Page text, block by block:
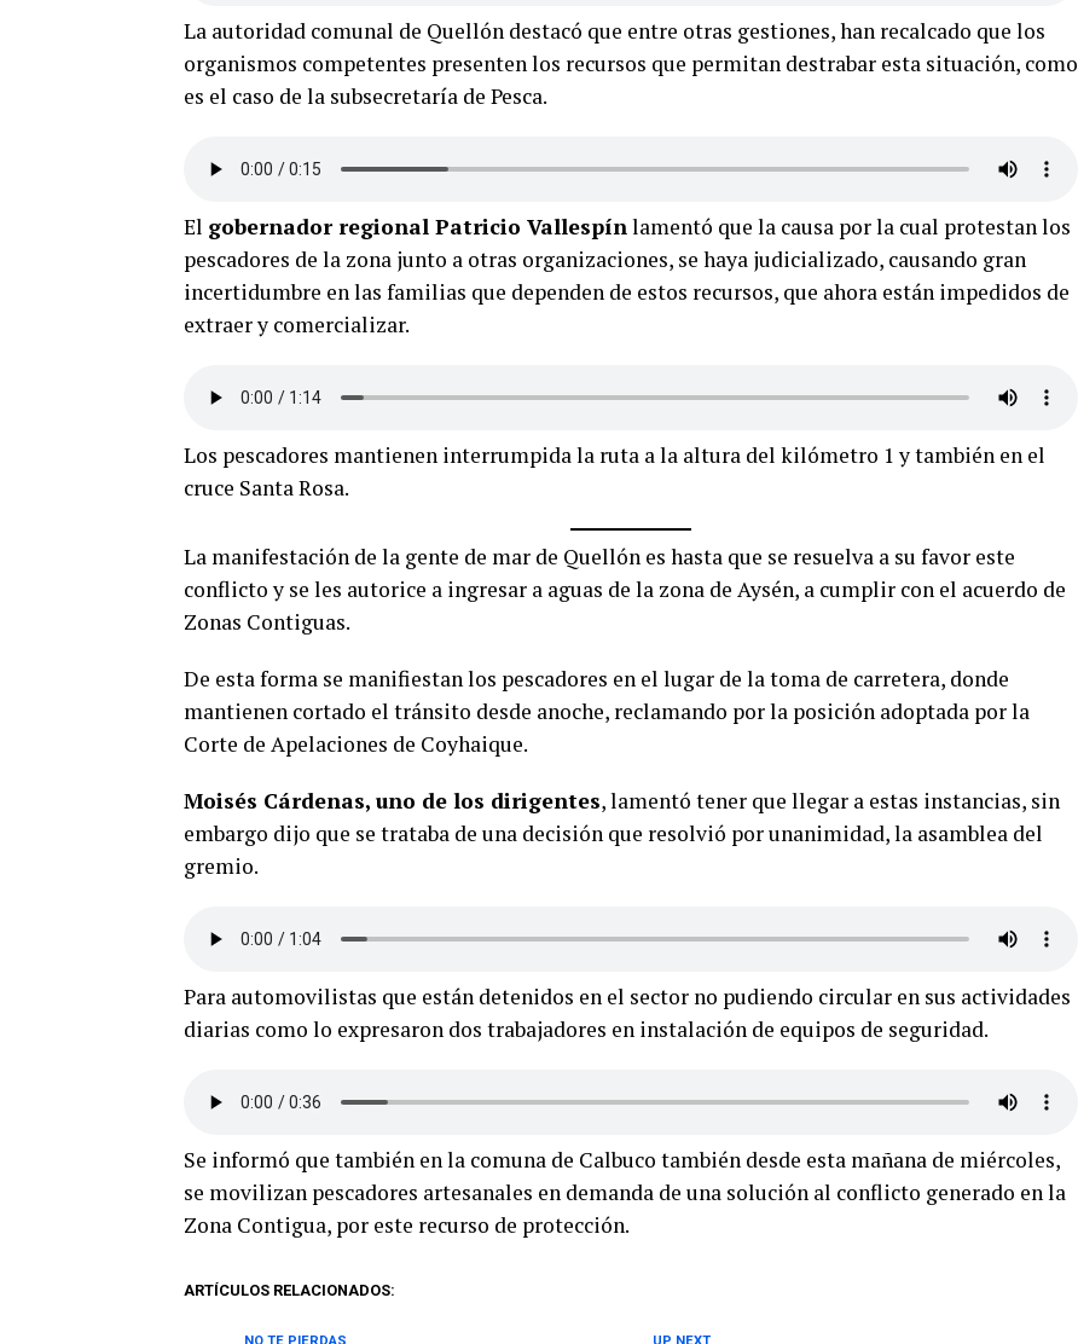
La autoridad comunal de Quellón destacó que entre otras gestiones, han recalcado que los
organismos competentes presenten los recursos que permitan destrabar esta situación, como
es el caso de la subsecretaría de Pesca.
El gobernador regional Patricio Vallespínlamentó que la causa por la cual protestan los
pescadores de la zona junto a otras organizaciones, se haya judicializado, causando gran
incertidumbre en las familias que dependen de estos recursos, que ahora están impedidos de
extraer y comercializar.
Los pescadores mantienen interrumpida la ruta a la altura del kilómetro 1 y también en el
cruce Santa Rosa.
La manifestación de la gente de mar de Quellón es hasta que se resuelva a su favor este
conflicto y se les autorice a ingresar a aguas de la zona de Aysén, a cumplir con el acuerdo de
Zonas Contiguas.
De esta forma se manifiestan los pescadores en el lugar de la toma de carretera, donde
mantienen cortado el tránsito desde anoche, reclamando por la posición adoptada por la
Corte de Apelaciones de Coyhaique.
Moisés Cárdenas, uno de los dirigentes, lamentó tener que llegar a estas instancias, sin
embargo dijo que se trataba de una decisión que resolvió por unanimidad, la asamblea del
gremio.
Para automovilistas que están detenidos en el sector no pudiendo circular en sus actividades
diarias como lo expresaron dos trabajadores en instalación de equipos de seguridad.
Se informó que también en la comuna de Calbuco también desde esta mañana de miércoles,
se movilizan pescadores artesanales en demanda de una solución al conflicto generado en la
Zona Contigua, por este recurso de protección.
ARTÍCULOS RELACIONADOS: